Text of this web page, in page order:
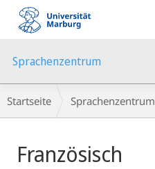
Mobile-
Navigation
Sprachenzentrum
Breadcrumb-
Navigation
Startseite Sprachenzentrum
Französisch